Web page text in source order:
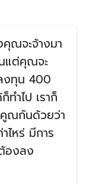
ณจะจ้างมา
แต่คุณจะ
งทุน 400
ทำไป เราก็
ณกันด้วยว่า
ไหร่ มีการ
องลง